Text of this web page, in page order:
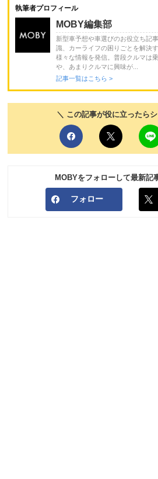
執筆者プロフィール
MOBY編集部
新型車予想や車選びのお役立ち記
識、カーライフの困りごとを解決
様々な情報を発信。普段クルマは
や、あまりクルマに興味が...
記事一覧はこちら >
＼ この記事が役に立ったら
MOBYをフォローして最新記
フォロー